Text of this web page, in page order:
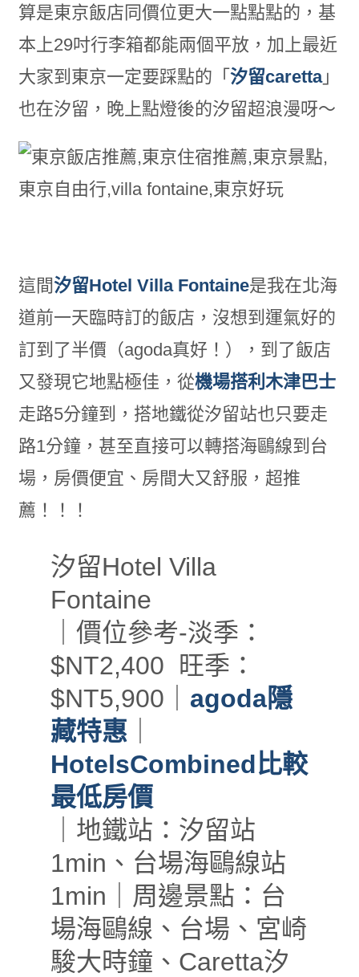
算是東京飯店同價位更大一點點點的，基
本上29吋行李箱都能兩個平放，加上最近
大家到東京一定要踩點的「 汐留caretta」
也在汐留，晚上點燈後的汐留超浪漫呀～
這間汐留Hotel Villa Fontaine是我在北海
道前一天臨時訂的飯店，沒想到運氣好的
訂到了半價（agoda真好！），到了飯店
又發現它地點極佳，從機場搭利木津巴士
走路5分鐘到，搭地鐵從汐留站也只要走
路1分鐘，甚至直接可以轉搭海鷗線到台
場，房價便宜、房間大又舒服，超推
薦！！！
汐留Hotel Villa
Fontaine
｜價位參考-淡季：
$NT2,400 旺季：
$NT5,900｜ agoda隱
藏特惠
HotelsCombined比較
最低房價
｜地鐵站：汐留站
1min、台場海鷗線站
1min ｜周邊景點：台
場海鷗線、台場、宮崎
駿大時鐘、Caretta汐